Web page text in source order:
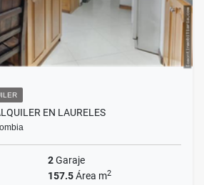
EN LAURELES
2Garaje
157.5Área m2